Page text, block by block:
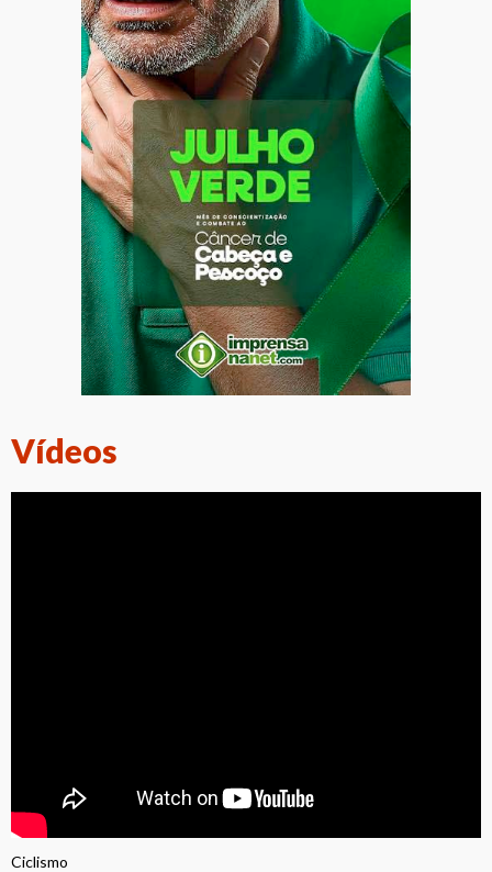
Vídeos
Ciclismo